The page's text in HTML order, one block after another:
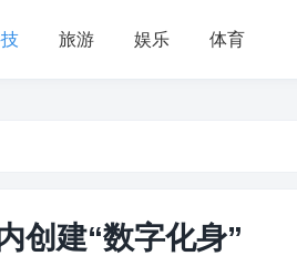
旅游 娱乐 体育
创建“数字化身”